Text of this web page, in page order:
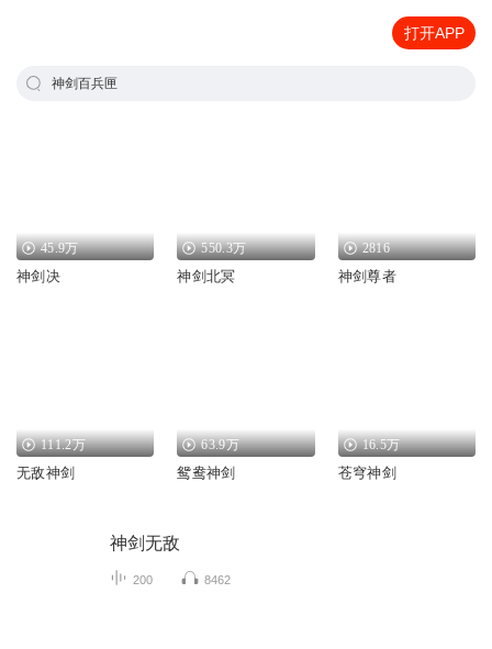
打开APP
神剑百兵匣
45.9万
神剑决
550.3万
神剑北冥
2816
神剑尊者
111.2万
无敌神剑
63.9万
鸳鸯神剑
16.5万
苍穹神剑
神剑无敌
200 8462